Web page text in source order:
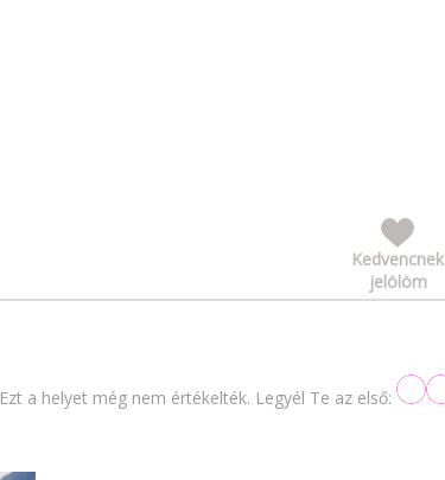
Kedvencnek
jelölöm
Ezt a helyet még nem értékelték. Legyél Te az első: